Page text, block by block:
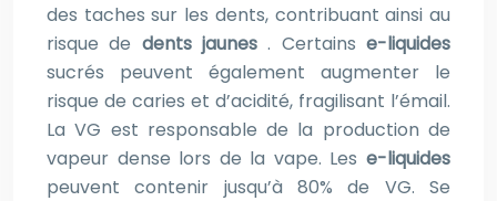
des taches sur les dents, contribuant ainsi au
risque de dents jaunes. Certainse-liquides
sucrés peuvent également augmenter le
risque de caries et d’acidité, fragilisant l’émail.
La VG est responsable de la production de
vapeur dense lors de la vape. Les e-liquides
peuvent contenir jusqu’à 80% de VG. Se